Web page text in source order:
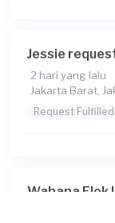
Jessie
2 hari yang lalu
Jakarta Barat,
Request Fulfilled
Wahana